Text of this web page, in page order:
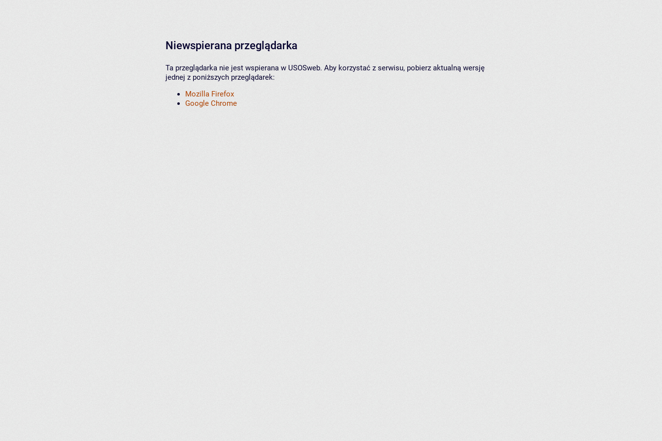
Niewspierana przeglądarka
Ta przeglądarka nie jest wspierana w USOSweb. Aby korzystać z serwisu, pobierz aktualną wersję
jednej z poniższych przeglądarek:
Mozilla Firefox
Google Chrome